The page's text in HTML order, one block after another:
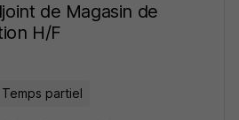
de Magasin de
H/F
Temps partiel